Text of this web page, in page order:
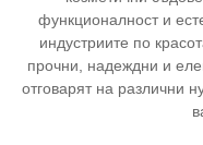
функционалност и
индустриите по
прочни, надеждни и
отговарят на различни